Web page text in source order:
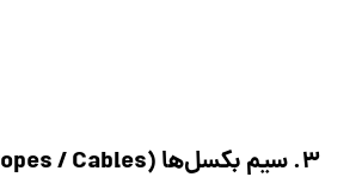
۳. سیم بکسل‌ها (Steel Ropes / Cables)